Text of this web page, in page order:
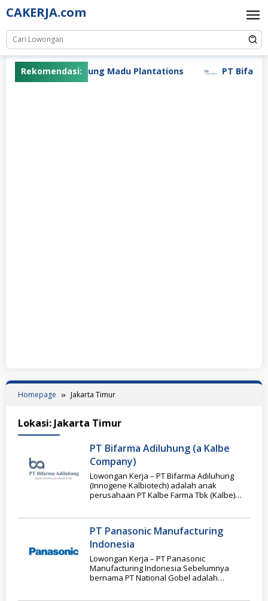
Skip
to
content
CAKERJA.com
Rekomendasi:
PT Gunung Madu Plantations PT Bifarma
Homepage Jakarta Timur
Lokasi: Jakarta Timur
PT Bifarma Adiluhung (a Kalbe
Company)
Lowongan Kerja – PT Bifarma Adiluhung
(Innogene Kalbiotech) adalah anak
perusahaan PT Kalbe Farma Tbk (Kalbe)
PT Panasonic Manufacturing
Indonesia
Lowongan Kerja – PT Panasonic
Manufacturing Indonesia Sebelumnya
bernama PT National Gobel adalah